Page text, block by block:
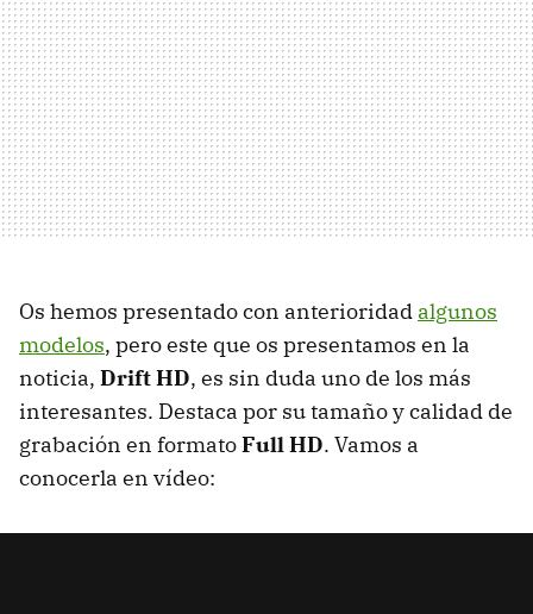
Os hemos presentado con anterioridad algunos
modelos, pero este que os presentamos en la
noticia, Drift HD, es sin duda uno de los más
interesantes. Destaca por su tamaño y calidad de
grabación en formatoFull HD. Vamos a
conocerla en vídeo: